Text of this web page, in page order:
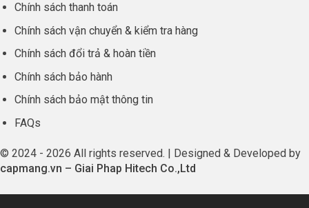
Chính sách thanh toán
Chính sách vận chuyển & kiểm tra hàng
Chính sách đổi trả & hoàn tiền
Chính sách bảo hành
Chính sách bảo mật thông tin
FAQs
© 2024 - 2026 All rights reserved. | Designed & Developed by
capmang.vn – Giai Phap Hitech Co.,Ltd